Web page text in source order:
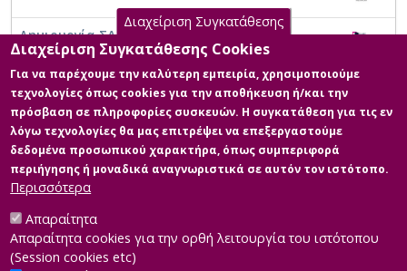
Δημιουργία ΣΑΕΚ στο Γενικό Νοσοκομείο
Θεσσαλονίκης «Παπαγεωργίου» υπό το
πρίσμα της Κοινωνικής και Αλληλέγγυας
Οικονομίας
Οι νεανικές υποκουλτούρες ως πρακτικές
αστικών κοινών: οικειοποίηση
εγκαταλελειμμένων και δημόσιων χώρων
στην πόλη των Ιωαννίνων
Διακυβέρνηση και διαχείριση συγκρούσεων
ομάδων στο πλαίσιο της Κοινωνικής και
Αλληλέγγυας Οικονομίας. Η περίπτωση της
Διαχείριση Συγκατάθεσης
Διαχείριση Συγκατάθεσης Cookies
Για να παρέχουμε την καλύτερη εμπειρία, χρησιμοποιούμε
τεχνολογίες όπως cookies για την αποθήκευση ή/και την
πρόσβαση σε πληροφορίες συσκευών. Η συγκατάθεση για τις εν
λόγω τεχνολογίες θα μας επιτρέψει να επεξεργαστούμε
δεδομένα προσωπικού χαρακτήρα, όπως συμπεριφορά
περιήγησης ή μοναδικά αναγνωριστικά σε αυτόν τον ιστότοπο.
Περισσότερα
Απαραίτητα
Απαραίτητα cookies για την ορθή λειτουργία του ιστότοπου
(Session cookies etc)